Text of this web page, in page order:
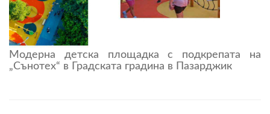
Модерна детска площадка с подкрепата на
„Сънотех“ в Градската градина в Пазарджик